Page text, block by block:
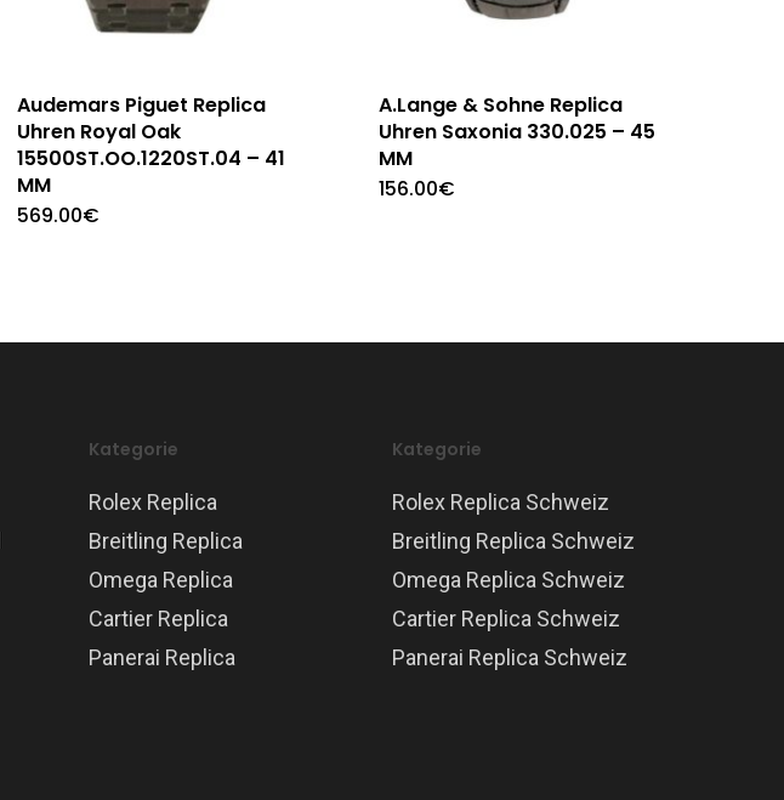
Audemars Piguet Replica
Uhren Royal Oak
15500ST.OO.1220ST.04 – 41
MM
569.00€
A.Lange & Sohne Replica
Uhren Saxonia 330.025 – 45
MM
156.00€
Kategorie
Rolex Replica
Breitling Replica
Omega Replica
Cartier Replica
Panerai Replica
Kategorie
Rolex Replica Schweiz
Breitling Replica Schweiz
Omega Replica Schweiz
Cartier Replica Schweiz
Panerai Replica Schweiz